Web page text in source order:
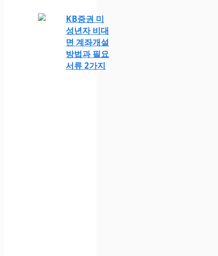
KB증권 미
성년자 비대
면 계좌개설
방법과 필요
서류 2가지